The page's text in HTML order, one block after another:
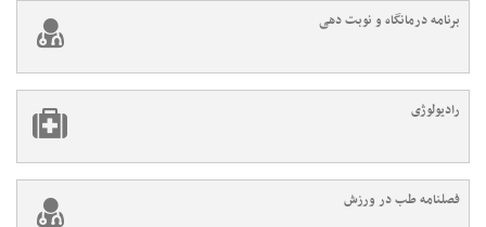
برنامه درمانگاه و نوبت دهی
رادیولوژی
فصلنامه طب در ورزش